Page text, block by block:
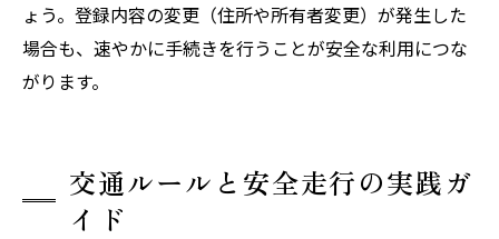
ょう。登録内容の変更（住所や所有者変更）が発生した
場合も、速やかに手続きを行うことが安全な利用につな
がります。
交通ルールと安全走行の実践ガ
イド